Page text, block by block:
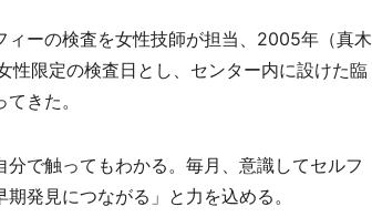
ーの検査を女性技師が担当、2005年（真木
限定の検査日とし、センター内に設けた臨
きた。
で触ってもわかる。毎月、意識してセルフ
発見につながる」と力を込める。